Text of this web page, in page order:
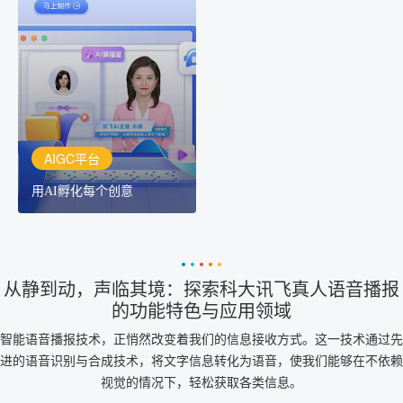
AIGC平台
用AI孵化每个创意
用AI孵化每个创意
讯飞AIGC平台：让每个创
作者都拥有自己的专注AI
创作助手
从静到动，声临其境：探索科大讯飞真人语音播报
的功能特色与应用领域
智能语音播报技术，正悄然改变着我们的信息接收方式。这一技术通过先
进的语音识别与合成技术，将文字信息转化为语音，使我们能够在不依赖
视觉的情况下，轻松获取各类信息。